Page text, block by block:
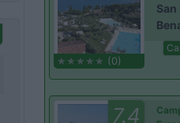
(0)
San
7.4